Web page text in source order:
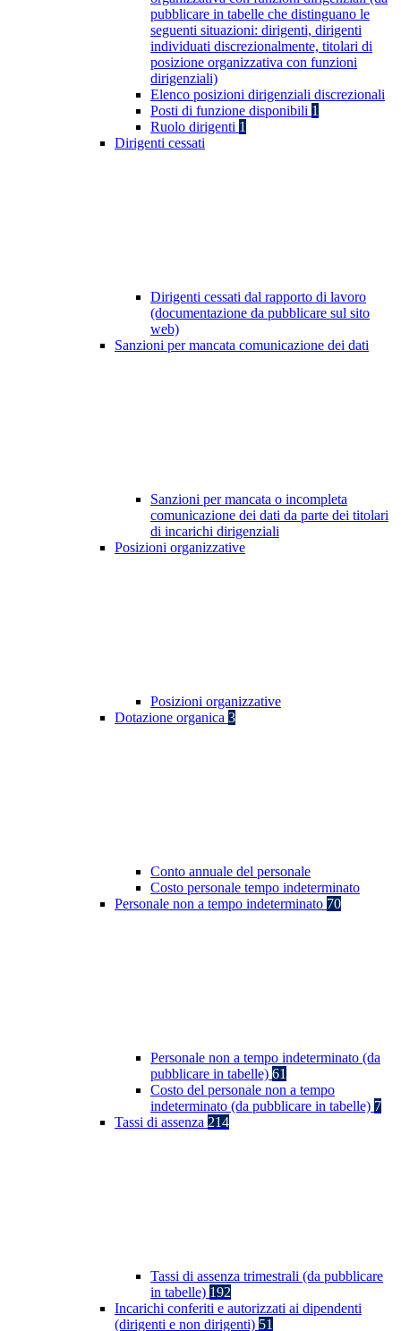
pubblicare in tabelle che distinguano le
seguenti situazioni: dirigenti, dirigenti
individuati discrezionalmente, titolari di
posizione organizzativa con funzioni
dirigenziali)
Elenco posizioni dirigenziali discrezionali
Posti di funzione disponibili 1
Ruolo dirigenti 1
Dirigenti cessati
Dirigenti cessati dal rapporto di lavoro
(documentazione da pubblicare sul sito
web)
Sanzioni per mancata comunicazione dei dati
Sanzioni per mancata o incompleta
comunicazione dei dati da parte dei titolari
di incarichi dirigenziali
Posizioni organizzative
Posizioni organizzative
Dotazione organica 3
Conto annuale del personale
Costo personale tempo indeterminato
Personale non a tempo indeterminato 70
Personale non a tempo indeterminato (da
pubblicare in tabelle) 61
Costo del personale non a tempo
indeterminato (da pubblicare in tabelle) 7
Tassi di assenza 214
Tassi di assenza trimestrali (da pubblicare
in tabelle) 192
Incarichi conferiti e autorizzati ai dipendenti
(dirigenti e non dirigenti) 51